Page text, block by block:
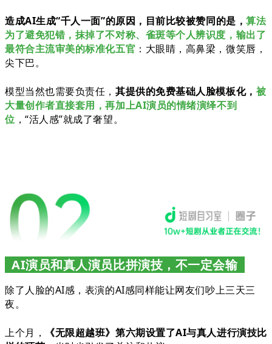
造成AI生成“千人一面”的原因，目前比较被赞同的是，算法
为了避免犯错，抹掉了不对称、雀斑等个人辨识度，输出了
最符合主流审美的标准化五官 ：大眼睛，高鼻梁，微笑唇，
尖下巴。
模型当然也需要负责任， 其提供的免费基础人脸模板化， 被
大量创作者直接套用，再加上AI演员的情绪演绎不到
位 ，“活人感”就成了奢望。
AI演员和真人演员比拼演技，不一定会输
除了人脸的AI感，表演的AI感同样能让网友们吵上三天三
夜。
上个月，
《无限超越班》第六期设置了AI与真人进行演技比